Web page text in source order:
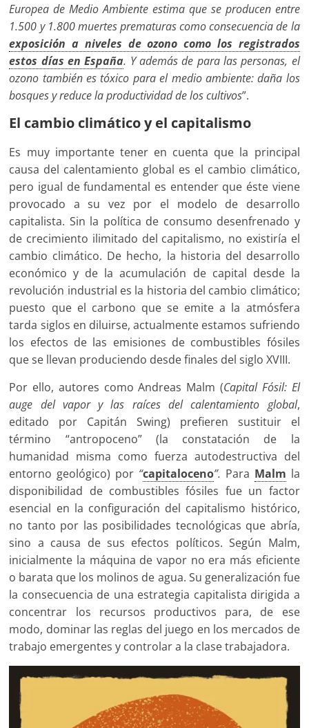
Europea de Medio Ambiente estima que se producen entre
1.500 y 1.800 muertes prematuras como consecuencia de la
exposición a niveles de ozono como los registrados
estos días en España. Y además de para las personas, el
ozono también es tóxico para el medio ambiente: daña los
bosques y reduce la productividad de los cultivos”.
El cambio climático y el capitalismo
Es muy importante tener en cuenta que la principal
causa del calentamiento global es el cambio climático,
pero igual de fundamental es entender que éste viene
provocado a su vez por el modelo de desarrollo
capitalista. Sin la política de consumo desenfrenado y
de crecimiento ilimitado del capitalismo, no existiría el
cambio climático. De hecho, la historia del desarrollo
económico y de la acumulación de capital desde la
revolución industrial es la historia del cambio climático;
puesto que el carbono que se emite a la atmósfera
tarda siglos en diluirse, actualmente estamos sufriendo
los efectos de las emisiones de combustibles fósiles
que se llevan produciendo desde finales del siglo XVIII.
Por ello, autores como Andreas Malm (Capital Fósil: El
auge del vapor y las raíces del calentamiento global,
editado por Capitán Swing) prefieren sustituir el
término “antropoceno” (la constatación de la
humanidad misma como fuerza autodestructiva del
entorno geológico) por “capitaloceno”. Para Malm la
disponibilidad de combustibles fósiles fue un factor
esencial en la configuración del capitalismo histórico,
no tanto por las posibilidades tecnológicas que abría,
sino a causa de sus efectos políticos. Según Malm,
inicialmente la máquina de vapor no era más eficiente
o barata que los molinos de agua. Su generalización fue
la consecuencia de una estrategia capitalista dirigida a
concentrar los recursos productivos para, de ese
modo, dominar las reglas del juego en los mercados de
trabajo emergentes y controlar a la clase trabajadora.